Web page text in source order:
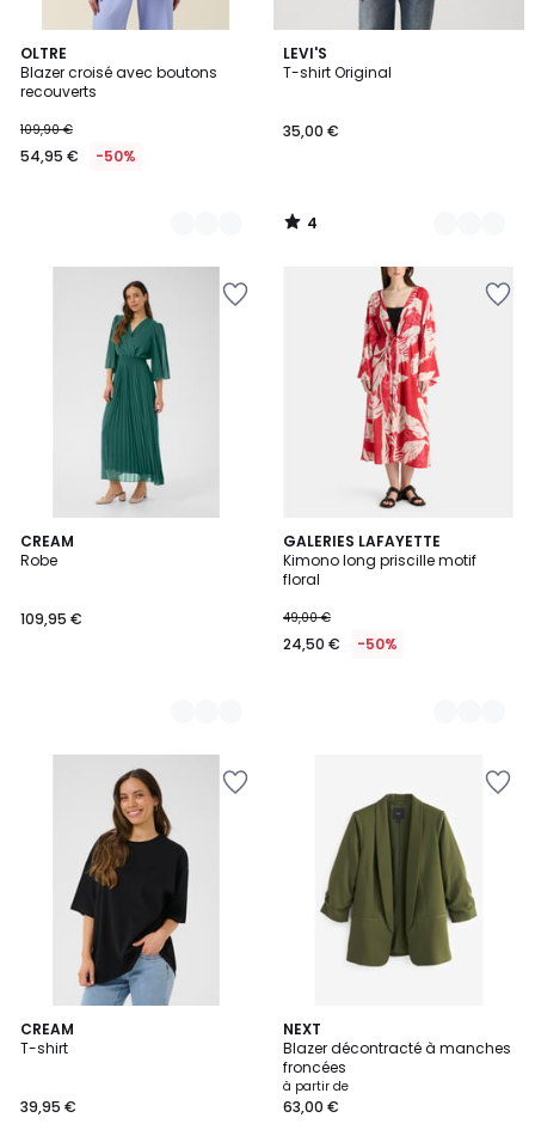
OLTRE
Blazer croisé avec boutons
recouverts
109,90 €
54,95 € -50%
2
Couleurs
LEVI'S
T-shirt Original
35,00 €
4
/
8
Couleurs
4
/
CREAM
Robe
109,95 €
8
Couleurs
GALERIES LAFAYETTE
Kimono long priscille motif
floral
49,00 €
24,50 € -50%
2
Couleurs
CREAM
T-shirt
39,95 €
7
Couleurs
NEXT
Blazer décontracté à manches
froncées
à partir de
63,00 €
6
Couleurs